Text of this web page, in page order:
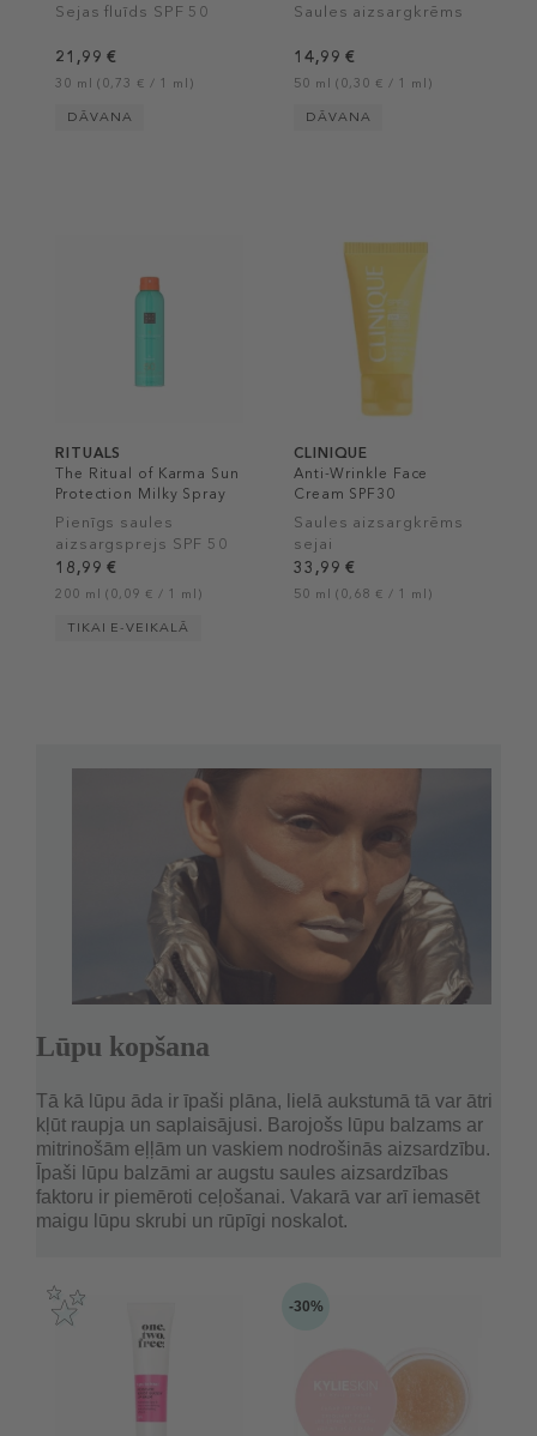
Sejas fluīds SPF 50
21,99 €
30 ml (0,73 € / 1 ml)
DĀVANA
Saules aizsargkrēms
14,99 €
50 ml (0,30 € / 1 ml)
DĀVANA
RITUALS
The Ritual of Karma Sun
Protection Milky Spray
SPF 50
Pienīgs saules
aizsargsprejs SPF 50
18,99 €
200 ml (0,09 € / 1 ml)
TIKAI E-VEIKALĀ
CLINIQUE
Anti-Wrinkle Face
Cream SPF30
Saules aizsargkrēms
sejai
33,99 €
50 ml (0,68 € / 1 ml)
Lūpu kopšana
Tā kā lūpu āda ir īpaši plāna, lielā aukstumā tā var ātri
kļūt raupja un saplaisājusi. Barojošs lūpu balzams ar
mitrinošām eļļām un vaskiem nodrošinās aizsardzību.
Īpaši lūpu balzāmi ar augstu saules aizsardzības
faktoru ir piemēroti ceļošanai. Vakarā var arī iemasēt
maigu lūpu skrubi un rūpīgi noskalot.
-30%